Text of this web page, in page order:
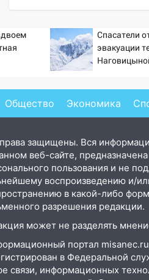
Спасатели
эвакуации
Общество Экономика
защищены. Вся
веб-сайте,
пользования и не
воспроизведению и/
в какой-либо
разрешения редакции.
может не разделять
портал
в Федеральной
связи, информационных